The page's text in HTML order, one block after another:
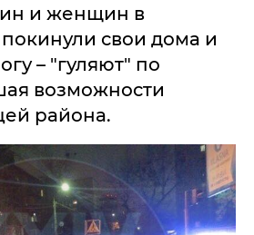
и женщин в
свои дома и
– "гуляют" по
возможности
района.